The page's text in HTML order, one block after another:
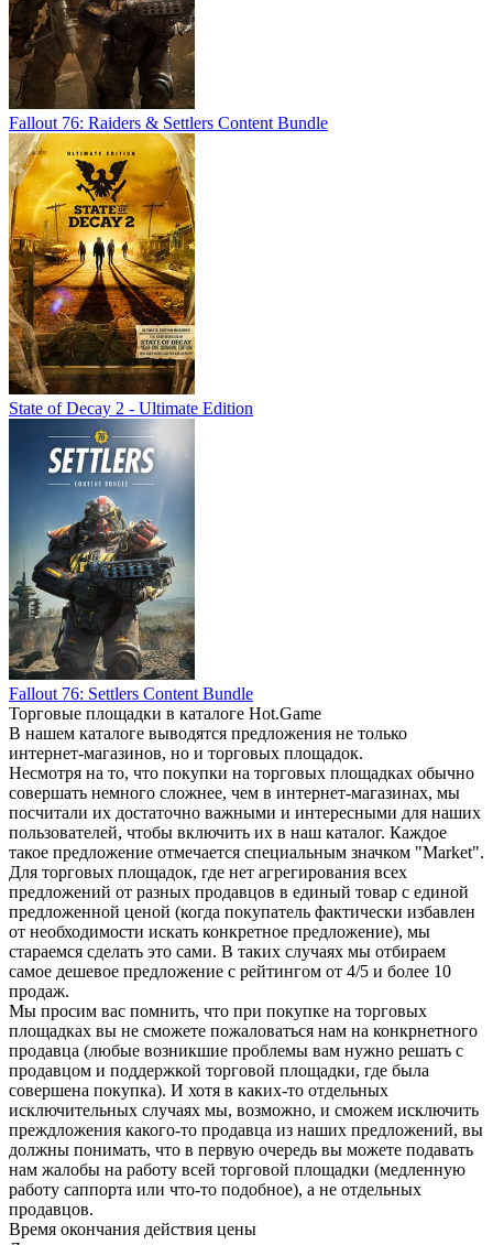
Fallout 76: Raiders & Settlers Content Bundle
State of Decay 2 - Ultimate Edition
Fallout 76: Settlers Content Bundle
Торговые площадки в каталоге Hot.Game
В нашем каталоге выводятся предложения не только
интернет-магазинов, но и торговых площадок.
Несмотря на то, что покупки на торговых площадках обычно
совершать немного сложнее, чем в интернет-магазинах, мы
посчитали их достаточно важными и интересными для наших
пользователей, чтобы включить их в наш каталог. Каждое
такое предложение отмечается специальным значком "Market".
Для торговых площадок, где нет агрегирования всех
предложений от разных продавцов в единый товар с единой
предложенной ценой (когда покупатель фактически избавлен
от необходимости искать конкретное предложение), мы
стараемся сделать это сами. В таких случаях мы отбираем
самое дешевое предложение с рейтингом от 4/5 и более 10
продаж.
Мы просим вас помнить, что при покупке на торговых
площадках вы не сможете пожаловаться нам на конкрнетного
продавца (любые возникшие проблемы вам нужно решать с
продавцом и поддержкой торговой площадки, где была
совершена покупка). И хотя в каких-то отдельных
исключительных случаях мы, возможно, и сможем исключить
преждложения какого-то продавца из наших предложений, вы
должны понимать, что в первую очередь вы можете подавать
нам жалобы на работу всей торговой площадки (медленную
работу саппорта или что-то подобное), а не отдельных
продавцов.
Время окончания действия цены